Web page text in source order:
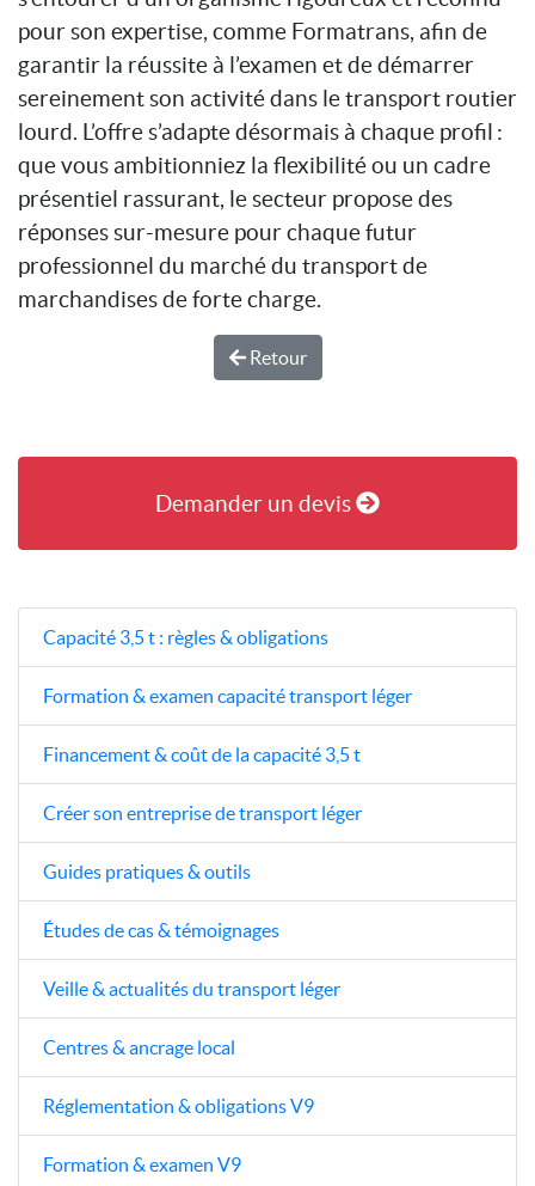
pour son expertise, comme Formatrans, afin de
garantir la réussite à l’examen et de démarrer
sereinement son activité dans le transport routier
lourd. L’offre s’adapte désormais à chaque profil :
que vous ambitionniez la flexibilité ou un cadre
présentiel rassurant, le secteur propose des
réponses sur-mesure pour chaque futur
professionnel du marché du transport de
marchandises de forte charge.
Retour
Demander un devis
Capacité 3,5 t : règles & obligations
Formation & examen capacité transport léger
Financement & coût de la capacité 3,5 t
Créer son entreprise de transport léger
Guides pratiques & outils
Études de cas & témoignages
Veille & actualités du transport léger
Centres & ancrage local
Réglementation & obligations V9
Formation & examen V9